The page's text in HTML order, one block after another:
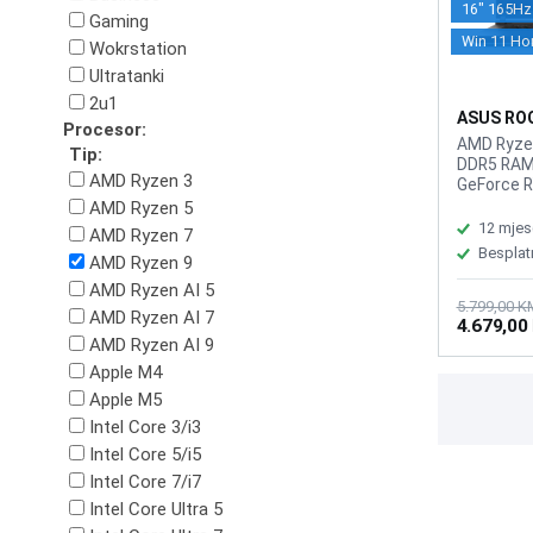
Gaming
Wokrstation
Ultratanki
2u1
Procesor:
Tip:
AMD Ryzen 3
AMD Ryzen 5
AMD Ryzen 7
AMD Ryzen 9
AMD Ryzen AI 5
AMD Ryzen AI 7
AMD Ryzen AI 9
Apple M4
Apple M5
Intel Core 3/i3
Intel Core 5/i5
Intel Core 7/i7
Intel Core Ultra 5
16"
Win 11
ASUS
laptop
AMD
DDR5
GeForce
display,
WiFi 6E,
3.2 Gen 2
ports, 2x
1x HDMI
Audio/
12
5.799,00
4.679,00